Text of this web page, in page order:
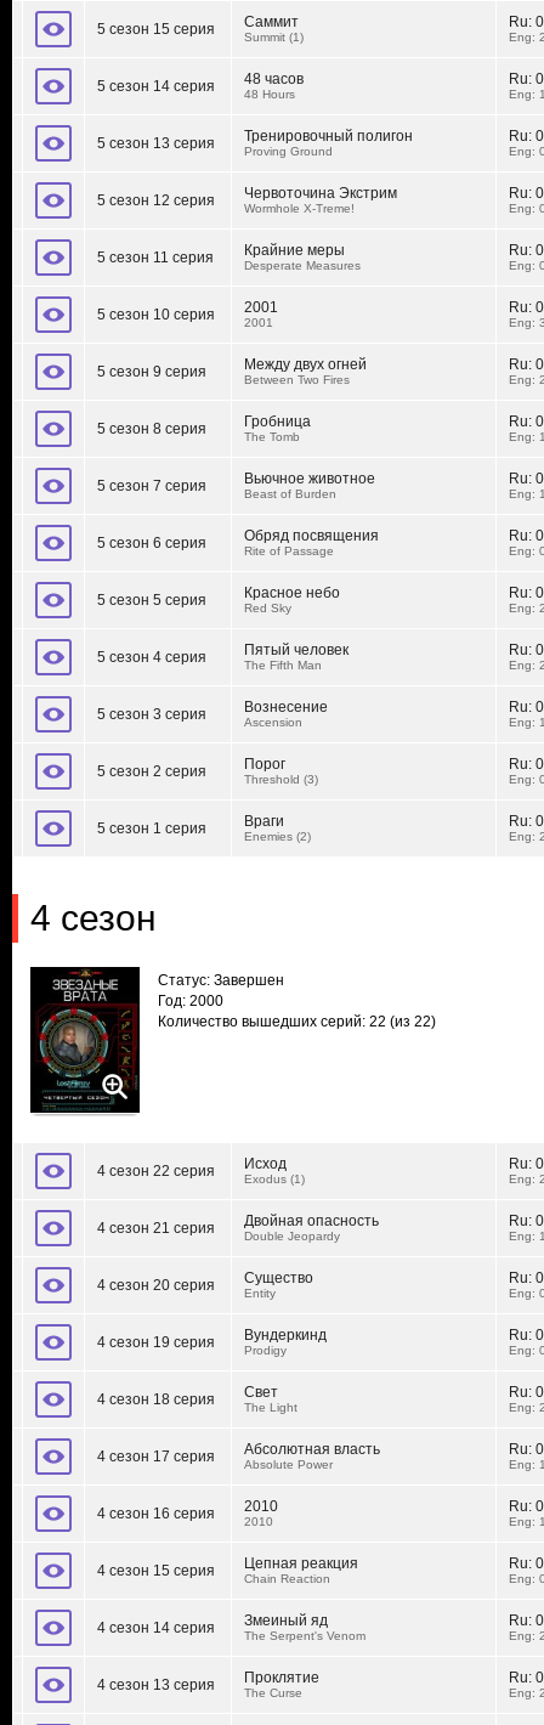
5 сезон 15 серия Саммит
Summit (1)
Ru:
Eng:
5 сезон 14 серия 48 часов
48 Hours
Ru:
Eng:
5 сезон 13 серия Тренировочный полигон
Proving Ground
Ru:
Eng:
5 сезон 12 серия Червоточина Экстрим
Wormhole X-Treme!
Ru:
Eng:
5 сезон 11 серия Крайние меры
Desperate Measures
Ru:
Eng:
5 сезон 10 серия 2001
2001
Ru:
Eng:
5 сезон 9 серия Между двух огней
Between Two Fires
Ru:
Eng:
5 сезон 8 серия Гробница
The Tomb
Ru:
Eng:
5 сезон 7 серия Вьючное животное
Beast of Burden
Ru:
Eng:
5 сезон 6 серия Обряд посвящения
Rite of Passage
Ru:
Eng:
5 сезон 5 серия Красное небо
Red Sky
Ru:
Eng:
5 сезон 4 серия Пятый человек
The Fifth Man
Ru:
Eng:
5 сезон 3 серия Вознесение
Ascension
Ru:
Eng:
5 сезон 2 серия Порог
Threshold (3)
Ru:
Eng:
5 сезон 1 серия Враги
Enemies (2)
Ru:
Eng:
4 сезон
Статус: Завершен
Год: 2000
Количество вышедших серий: 22 (из 22)
4 сезон 22 серия Исход
Exodus (1)
Ru:
Eng:
4 сезон 21 серия Двойная опасность
Double Jeopardy
Ru:
Eng:
4 сезон 20 серия Существо
Entity
Ru:
Eng:
4 сезон 19 серия Вундеркинд
Prodigy
Ru:
Eng:
4 сезон 18 серия Свет
The Light
Ru:
Eng:
4 сезон 17 серия Абсолютная власть
Absolute Power
Ru:
Eng:
4 сезон 16 серия 2010
2010
Ru:
Eng:
4 сезон 15 серия Цепная реакция
Chain Reaction
Ru:
Eng:
4 сезон 14 серия Змеиный яд
The Serpent's Venom
Ru:
Eng:
4 сезон 13 серия Проклятие
The Curse
Ru:
Eng: